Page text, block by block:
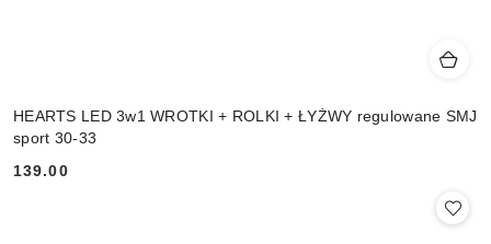
HEARTS LED 3w1 WROTKI + ROLKI + ŁYŻWY regulowane SMJ
sport 30-33
Cena:
139.00